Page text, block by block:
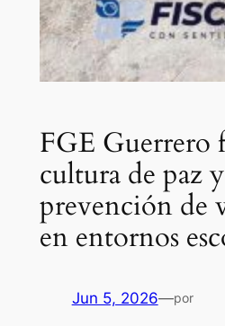
FGE Guerrero
cultura de paz
prevención de
en entornos
Jun 5, 2026—por